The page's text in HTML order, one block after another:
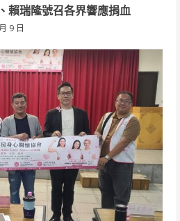
瑞隆號召各界響應捐血
9 日